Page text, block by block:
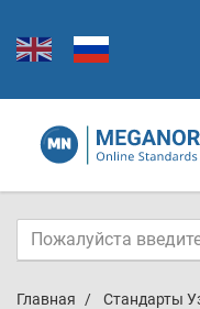
Главная Стандарты